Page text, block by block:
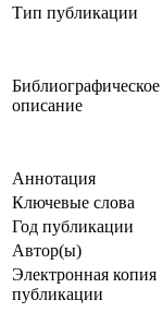
Тип публикации
Библиографическое
описание
Аннотация
Ключевые cлова
Год публикации
Автор(ы)
Электронная копия
публикации